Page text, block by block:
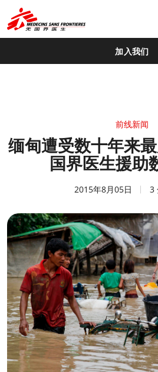
default
加入我们
前线新闻
缅甸遭受数十年来
国界医生援助
2015年8月05日 3